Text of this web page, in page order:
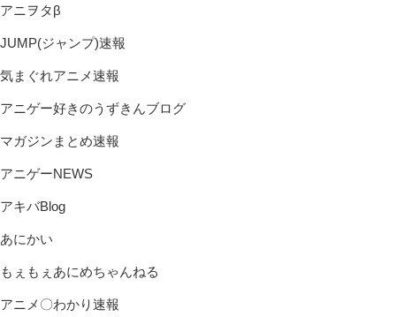
アニヲタβ
JUMP(ジャンプ)速報
気まぐれアニメ速報
アニゲー好きのうずきんブログ
マガジンまとめ速報
アニゲーNEWS
アキバBlog
あにかい
もぇもぇあにめちゃんねる
アニメ〇わかり速報